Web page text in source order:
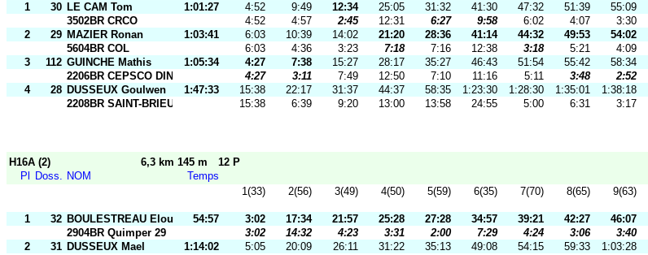
1 30 LE CAM Tom 1:01:27 4:52 9:49 12:34 25:05 31:32 41:30 47:32 51:39 55:09
3502BR CRCO
4:52 4:57 2:45 12:31 6:27 9:58 6:02 4:07 3:30
2
29 MAZIER Ronan 1:03:41 6:03 10:39 14:02 21:20 28:36 41:14 44:32 49:53 54:02
5604BR COL
6:03 4:36 3:23 7:18 7:16 12:38 3:18 5:21 4:09
3
112 GUINCHE Mathis 1:05:34 4:27 7:38 15:27 28:17 35:27 46:43 51:54 55:42 58:34
2206BR CEPSCO DINAN
4:27 3:11 7:49 12:50 7:10 11:16 5:11 3:48 2:52
4
28 DUSSEUX Goulwen 1:47:33 15:38 22:17 31:37 44:37 58:35 1:23:30 1:28:30 1:35:01 1:38:18
2208BR SAINT-BRIEUC OR
15:38 6:39 9:20 13:00 13:58 24:55 5:00 6:31 3:17
H16A (2) 6,3 km 145 m
12 P
Pl
Doss. NOM
Temps
1(33)
2(56) 3(49) 4(50) 5(59) 6(35) 7(70) 8(65) 9(63)
1 32 BOULESTREAU Elouan 54:57 3:02 17:34 21:57 25:28 27:28 34:57 39:21 42:27 46:07
2904BR Quimper 29
3:02 14:32 4:23 3:31 2:00 7:29 4:24 3:06 3:40
2
31 DUSSEUX Mael 1:14:02 5:05 20:09 26:11 31:22 35:13 49:08 54:15 59:33 1:03:28